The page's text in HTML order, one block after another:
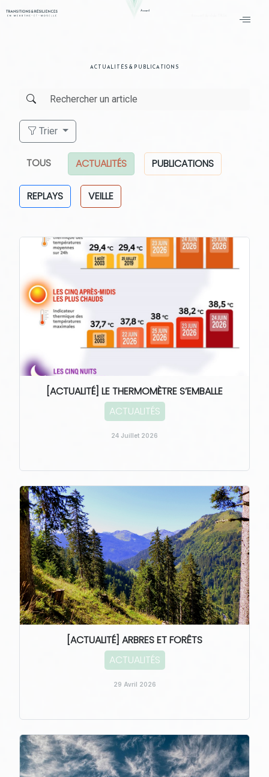
Accueil
ACTUALITÉS & PUBLICATIONS
Trier
TOUS ACTUALITÉS PUBLICATIONS
REPLAYS VEILLE
[ACTUALITÉ] LE THERMOMÈTRE S’EMBALLE
ACTUALITÉS
24 Juillet 2026
[ACTUALITÉ] ARBRES ET FORÊTS
ACTUALITÉS
29 Avril 2026